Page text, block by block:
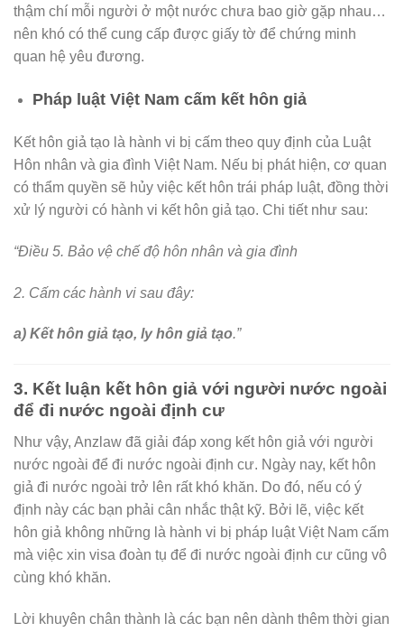
thậm chí mỗi người ở một nước chưa bao giờ gặp nhau…
nên khó có thể cung cấp được giấy tờ để chứng minh
quan hệ yêu đương.
Pháp luật Việt Nam cấm kết hôn giả
Kết hôn giả tạo là hành vi bị cấm theo quy định của Luật
Hôn nhân và gia đình Việt Nam. Nếu bị phát hiện, cơ quan
có thẩm quyền sẽ hủy việc kết hôn trái pháp luật, đồng thời
xử lý người có hành vi kết hôn giả tạo. Chi tiết như sau:
“Điều 5. Bảo vệ chế độ hôn nhân và gia đình
2. Cấm các hành vi sau đây:
a) Kết hôn giả tạo, ly hôn giả tạo.”
3. Kết luận kết hôn giả với người nước ngoài
để đi nước ngoài định cư
Như vậy, Anzlaw đã giải đáp xong kết hôn giả với người
nước ngoài để đi nước ngoài định cư. Ngày nay, kết hôn
giả đi nước ngoài trở lên rất khó khăn. Do đó, nếu có ý
định này các bạn phải cân nhắc thật kỹ. Bởi lẽ, việc kết
hôn giả không những là hành vi bị pháp luật Việt Nam cấm
mà việc xin visa đoàn tụ để đi nước ngoài định cư cũng vô
cùng khó khăn.
Lời khuyên chân thành là các bạn nên dành thêm thời gian